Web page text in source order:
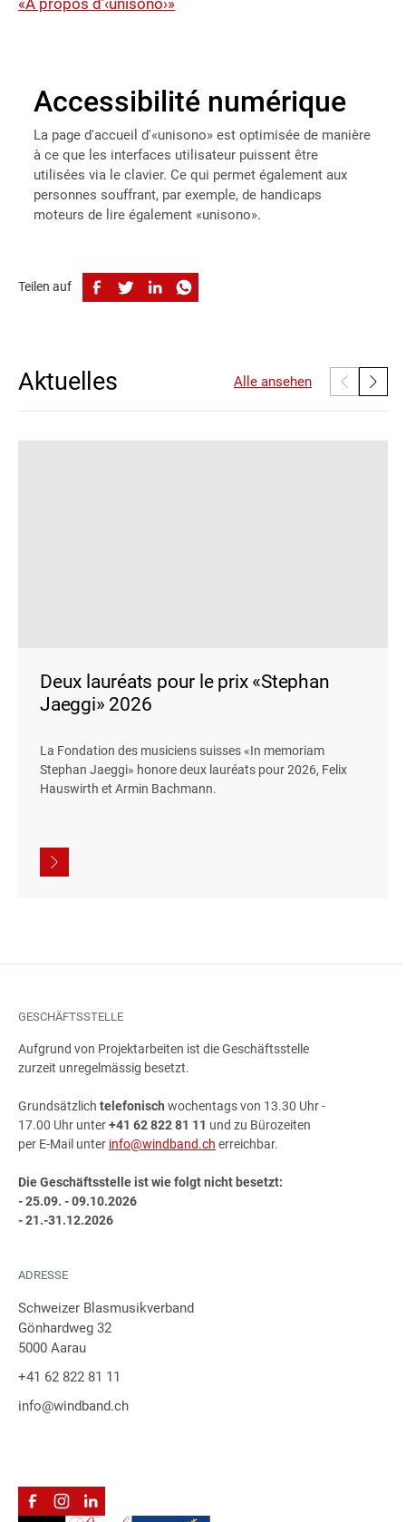
Accessibilité numérique
La page d'accueil d'«unisono» est optimisée de manière
à ce que les interfaces utilisateur puissent être
utilisées via le clavier. Ce qui permet également aux
personnes souffrant, par exemple, de handicaps
moteurs de lire également «unisono».
Teilen auf
Aktuelles Alle ansehen
Deux lauréats pour le prix «Stephan
Jaeggi» 2026
La Fondation des musiciens suisses «In memoriam
Stephan Jaeggi» honore deux lauréats pour 2026, Felix
Hauswirth et Armin Bachmann.
GESCHÄFTSSTELLE
Aufgrund von Projektarbeiten ist die Geschäftsstelle
zurzeit unregelmässig besetzt.
Grundsätzlich telefonisch wochentags von 13.30 Uhr -
17.00 Uhr unter+41 62 822 81 11 und zu Bürozeiten
per E-Mail unter info@windband.ch erreichbar.
Die Geschäftsstelle ist wie folgt nicht besetzt:
- 25.09. - 09.10.2026
- 21.-31.12.2026
ADRESSE
Schweizer Blasmusikverband
Gönhardweg 32
5000 Aarau
+41 62 822 81 11
info@windband.ch